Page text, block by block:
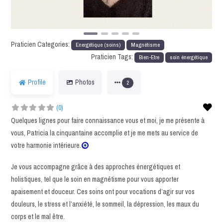
Praticien Categories: Energétique (soins) Magnétisme
Praticien Tags: Bien-Etre soin énergétique
Profile Photos 2
(0)
Quelques lignes pour faire connaissance vous et moi, je me présente à
vous, Patricia la cinquantaine accomplie et je me mets au service de
votre harmonie intérieure.
Je vous accompagne grâce à des approches énergétiques et
holistiques, tel que le soin en magnétisme pour vous apporter
apaisement et douceur. Ces soins ont pour vocations d’agir sur vos
douleurs, le stress et l’anxiété, le sommeil, la dépression, les maux du
corps et le mal être.